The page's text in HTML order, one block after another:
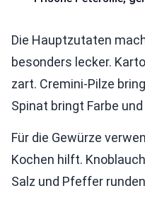
Die Hauptzutaten
besonders lecker.
zart. Cremini-Pilze
Spinat bringt Farbe
Für die Gewürze
Kochen hilft.
Salz und Pfeffer